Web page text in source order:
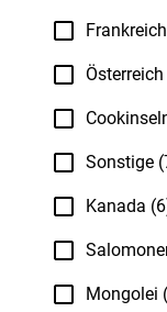
Sonstige
Kanada
Mongolei